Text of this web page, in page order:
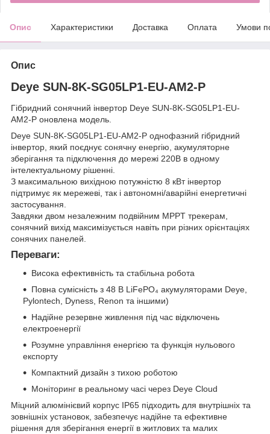
Опис Характеристики Доставка Оплата Умови
Опис
Deye SUN-8K-SG05LP1-EU-AM2-P
Гібридний сонячний інвертор Deye SUN-8K-SG05LP1-EU-
AM2-P оновлена модель.
Deye SUN-8K-SG05LP1-EU-AM2-P однофазний гібридний
інвертор, який поєднує сонячну енергію, акумуляторне
зберігання та підключення до мережі 220В в одному
інтелектуальному рішенні.
З максимальною вихідною потужністю 8 кВт інвертор
підтримує як мережеві, так і автономні/аварійні енергетичні
застосування.
Завдяки двом незалежним подвійним MPPT трекерам,
сонячний вихід максимізується навіть при різних орієнтаціях
сонячних панелей.
Переваги:
Висока ефективність та стабільна робота
Повна сумісність з 48 В LiFePO₄ акумуляторами Deye,
Pylontech, Dyness, Renon та іншими)
Надійне резервне живлення під час відключень
електроенергії
Розумне управління енергією та функція нульового
експорту
Компактний дизайн з тихою роботою
Моніторинг в реальному часі через Deye Cloud
Міцний алюмінієвий корпус IP65 підходить для внутрішніх та
зовнішніх установок, забезпечує надійне та ефективне
рішення для зберігання енергії в житлових та малих